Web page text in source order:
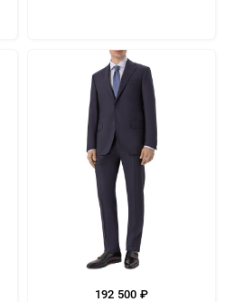
192 500 ₽